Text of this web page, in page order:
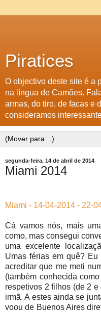
Piratices
O objectivo deste site é a
na língua de Camões.
armas, do tiro, de facas e
consideramos
segunda-feira, 14 de abril de 2014
Miami 2014
Miami - 14-04-2014 - 22-
Cá vamos nós, mais
como, mas consegui
uma excelente
Umas férias em quê?
acreditar que me meti
(também conhecida
respetivos 2 filhos (de 2
irmã. A estes ainda se
voou de Buenos Aires